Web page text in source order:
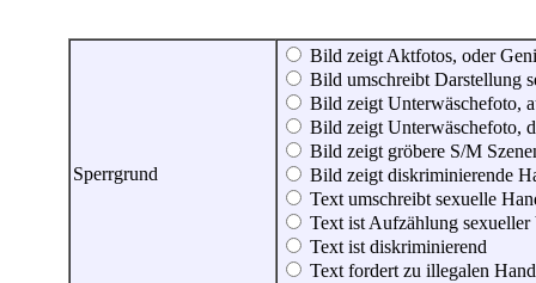
Sperrgrund
Bild zeigt Aktfotos, oder
Bild umschreibt Darstellung
Bild zeigt Unterwäschefoto,
Bild zeigt Unterwäschefoto,
Bild zeigt gröbere S/M
Bild zeigt diskriminierende
Text umschreibt sexuelle
Text ist Aufzählung sexueller
Text ist diskriminierend
Text fordert zu illegalen